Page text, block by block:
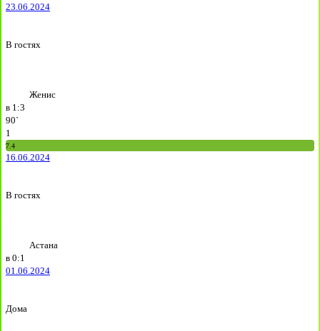
23.06.2024
В гостях
Женис
в 1:3
90`
1
7.4
16.06.2024
В гостях
Астана
в 0:1
01.06.2024
Дома